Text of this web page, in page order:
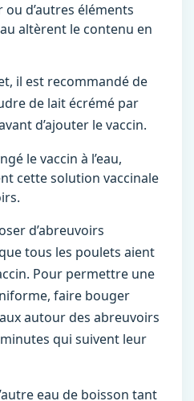
d’autres éléments
altèrent le contenu en
il est recommandé de
de lait écrémé par
d’ajouter le vaccin.
le vaccin à l’eau,
cette solution vaccinale
d’abreuvoirs
tous les poulets aient
Pour permettre une
faire bouger
autour des abreuvoirs
qui suivent leur
eau de boisson tant